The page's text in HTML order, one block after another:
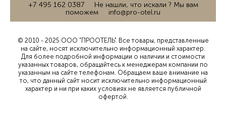
+7 495 162 0387 Не нашли, что искали ? Мы вам
поможем info@pro-otel.ru
© 2010 - 2025 ООО "ПРООТЕЛЬ". Все товары, представленные
на сайте, носят исключительно информационный характер.
Для более подробной информации о наличии и стоимости
указанных товаров, обращайтесь к менеджерам компании по
указанным на сайте телефонам. Обращаем ваше внимание на
то, что данный сайт носит исключительно информационный
характер и ни при каких условиях не является публичной
офертой.